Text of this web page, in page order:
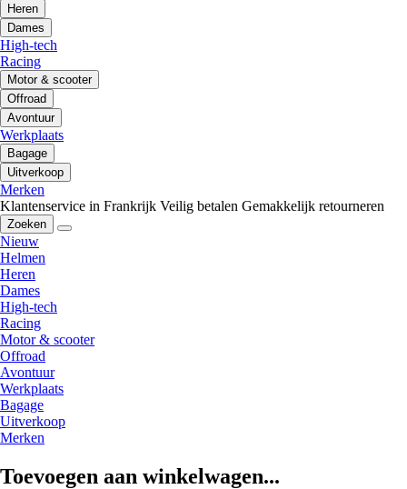
Heren
Dames
High-tech
Racing
Motor & scooter
Offroad
Avontuur
Werkplaats
Bagage
Uitverkoop
Merken
Klantenservice in Frankrijk Veilig betalen Gemakkelijk retourneren
Zoeken
Nieuw
Helmen
Heren
Dames
High-tech
Racing
Motor & scooter
Offroad
Avontuur
Werkplaats
Bagage
Uitverkoop
Merken
Toevoegen aan winkelwagen...